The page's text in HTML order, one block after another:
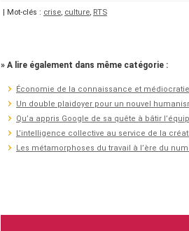
| Mot-clés : crise, culture, RTS
» A lire également dans même catégorie :
Économie de la connaissance et médiocratie
Un double plaidoyer pour un nouvel
Qu’a appris Google de sa quête à bâtir
L’intelligence collective au service de la
Les métamorphoses du travail à l’ère du